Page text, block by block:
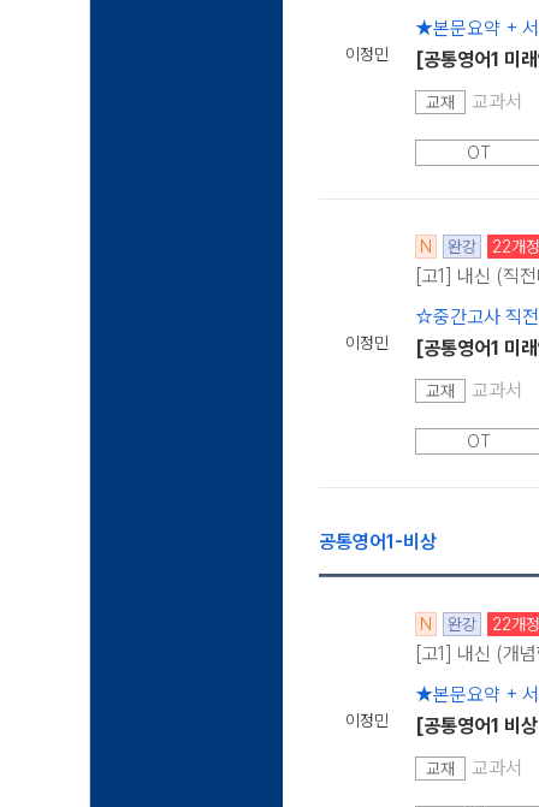
이정민
★본문요약 +
[공통영어1 미
교재 교과서
OT
이정민
N 완강 22개정
[고1] 내신 (직
☆중간고사 직
[공통영어1 미
교재 교과서
OT
공통영어1-비상
이정민
N 완강 22개정
[고1] 내신 (개
★본문요약 +
[공통영어1 비
교재 교과서